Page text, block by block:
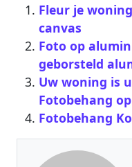
Fleur je
canvas
Foto op
geborsteld
Uw woning is
Fotobehang
Fotobehang